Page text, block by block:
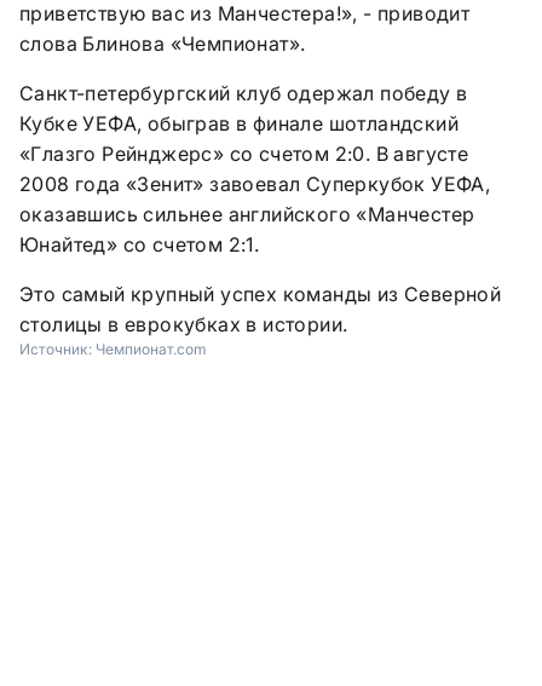
приветствую вас из Манчестера!», - приводит
слова Блинова «Чемпионат».
Санкт-петербургский клуб одержал победу в
Кубке УЕФА, обыграв в финале шотландский
«Глазго Рейнджерс» со счетом 2:0. В августе
2008 года «Зенит» завоевал Суперкубок УЕФА,
оказавшись сильнее английского «Манчестер
Юнайтед» со счетом 2:1.
Это самый крупный успех команды из Северной
столицы в еврокубках в истории.
Источник: Чемпионат.com